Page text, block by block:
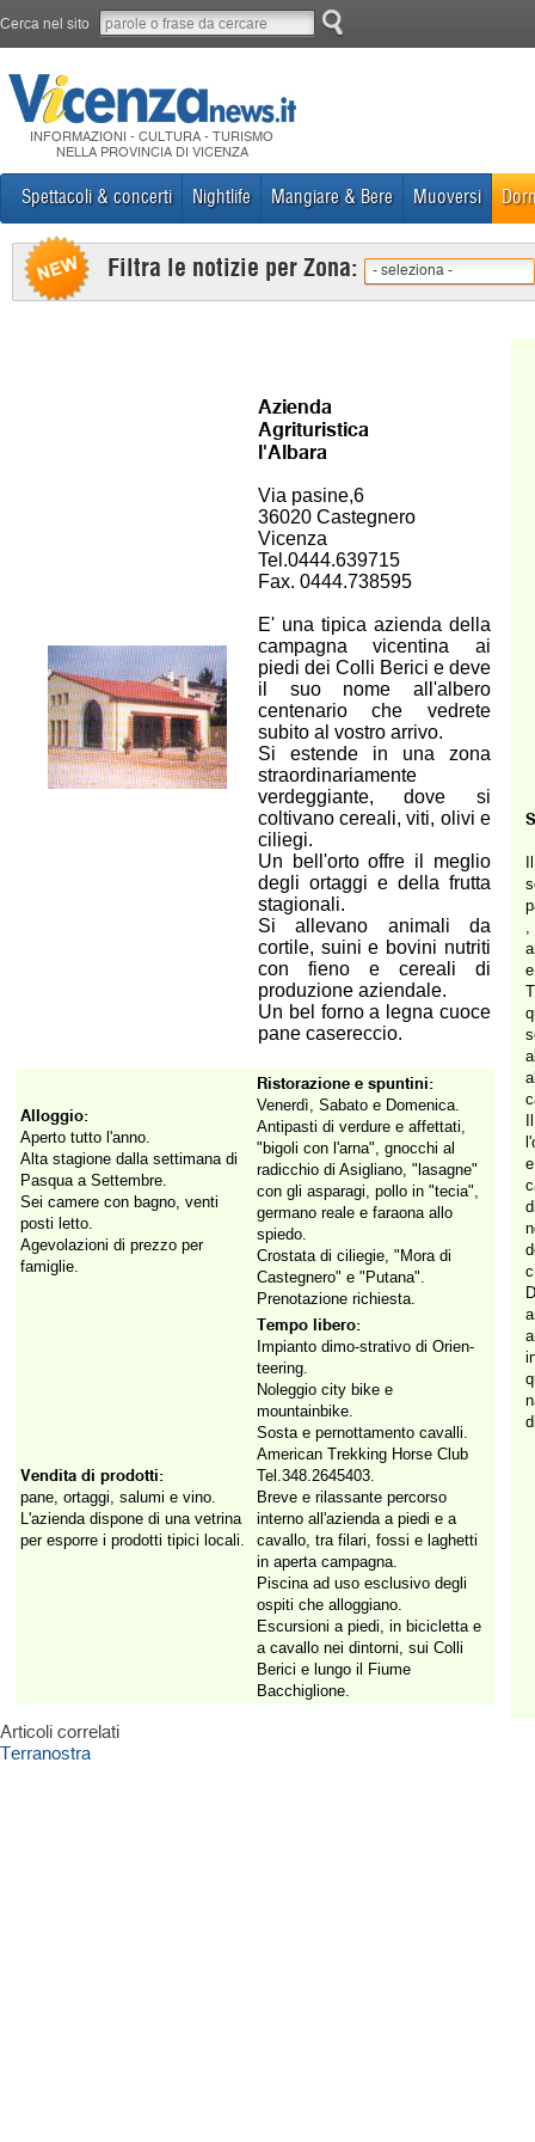
Cerca nel sito
INFORMAZIONI - CULTURA - TURISMO
NELLA PROVINCIA DI VICENZA
Spettacoli & concerti Nightlife Mangiare & Bere Muoversi
Filtra le notizie per Zona: - seleziona -
Azienda
Agrituristica
l'Albara
Via pasine,6
36020 Castegnero
Vicenza
Tel.0444.639715
Fax. 0444.738595
E' una tipica azienda della
campagna vicentina ai
piedi dei Colli Berici e deve
il suo nome all'albero
centenario che vedrete
subito al vostro arrivo.
Si estende in una zona
straordinariamente
verdeggiante, dove si
coltivano cereali, viti, olivi e
ciliegi.
Un bell'orto offre il meglio
degli ortaggi e della frutta
stagionali.
Si allevano animali da
cortile, suini e bovini nutriti
con fieno e cereali di
produzione aziendale.
Un bel forno a legna cuoce
pane casereccio.
Alloggio:
Aperto tutto l'anno.
Alta stagione dalla settimana di
Pasqua a Settembre.
Sei camere con bagno, venti
posti letto.
Agevolazioni di prezzo per
famiglie.
Ristorazione e spuntini:
Venerdì, Sabato e Domenica.
Antipasti di verdure e affettati,
"bigoli con l'arna", gnocchi al
radicchio di Asigliano, "lasagne"
con gli asparagi, pollo in "tecia",
germano reale e faraona allo
spiedo.
Crostata di ciliegie, "Mora di
Castegnero" e "Putana".
Prenotazione richiesta.
Vendita di prodotti:
pane, ortaggi, salumi e vino.
L'azienda dispone di una vetrina
per esporre i prodotti tipici locali.
Tempo libero:
Impianto dimo-strativo di Orien-
teering.
Noleggio city bike e
mountainbike.
Sosta e pernottamento cavalli.
American Trekking Horse Club
Tel.348.2645403.
Breve e rilassante percorso
interno all'azienda a piedi e a
cavallo, tra filari, fossi e laghetti
in aperta campagna.
Piscina ad uso esclusivo degli
ospiti che alloggiano.
Escursioni a piedi, in bicicletta e
a cavallo nei dintorni, sui Colli
Berici e lungo il Fiume
Bacchiglione.
Articoli correlati
Terranostra